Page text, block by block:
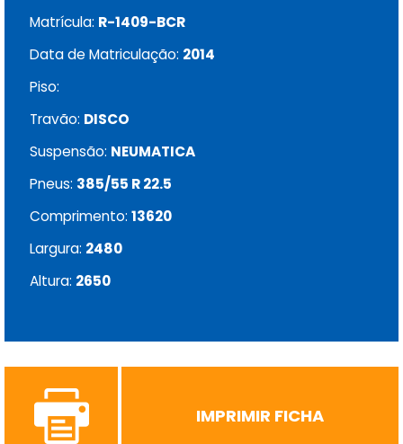
Matrícula: R-1409-BCR
Data de Matriculação: 2014
Piso:
Travão: DISCO
Suspensão: NEUMATICA
Pneus: 385/55 R 22.5
Comprimento: 13620
Largura: 2480
Altura: 2650
IMPRIMIR FICHA